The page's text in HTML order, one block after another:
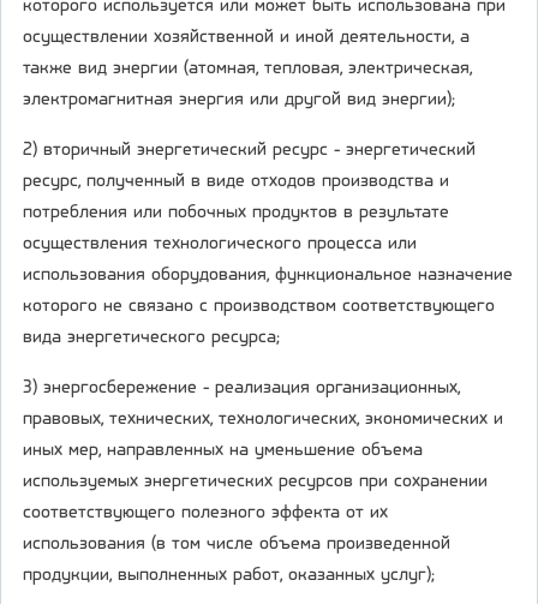
которого используется или может быть использована при
осуществлении хозяйственной и иной деятельности, а
также вид энергии (атомная, тепловая, электрическая,
электромагнитная энергия или другой вид энергии);
2) вторичный энергетический ресурс - энергетический
ресурс, полученный в виде отходов производства и
потребления или побочных продуктов в результате
осуществления технологического процесса или
использования оборудования, функциональное назначение
которого не связано с производством соответствующего
вида энергетического ресурса;
3) энергосбережение - реализация организационных,
правовых, технических, технологических, экономических и
иных мер, направленных на уменьшение объема
используемых энергетических ресурсов при сохранении
соответствующего полезного эффекта от их
использования (в том числе объема произведенной
продукции, выполненных работ, оказанных услуг);